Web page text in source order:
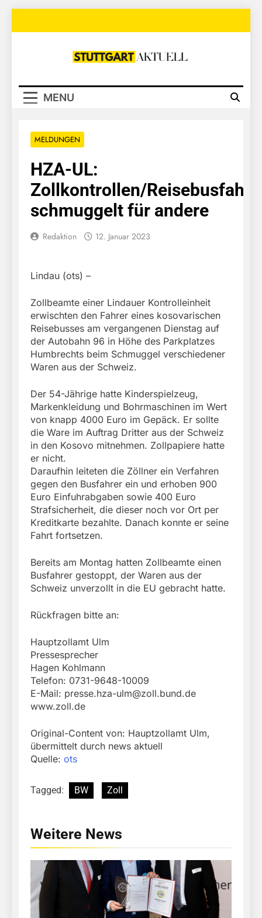
Stuttgart
MENU
MELDUNGEN
HZA-UL:
Zollkontrollen/
schmuggelt für andere
Redaktion 12. Januar 2023
Lindau (ots) –
Zollbeamte einer Lindauer Kontrolleinheit
erwischten den Fahrer eines kosovarischen
Reisebusses am vergangenen Dienstag auf
der Autobahn 96 in Höhe des Parkplatzes
Humbrechts beim Schmuggel verschiedener
Waren aus der Schweiz.
Der 54-Jährige hatte Kinderspielzeug,
Markenkleidung und Bohrmaschinen im Wert
von knapp 4000 Euro im Gepäck. Er sollte
die Ware im Auftrag Dritter aus der Schweiz
in den Kosovo mitnehmen. Zollpapiere hatte
er nicht.
Daraufhin leiteten die Zöllner ein Verfahren
gegen den Busfahrer ein und erhoben 900
Euro Einfuhrabgaben sowie 400 Euro
Strafsicherheit, die dieser noch vor Ort per
Kreditkarte bezahlte. Danach konnte er seine
Fahrt fortsetzen.
Bereits am Montag hatten Zollbeamte einen
Busfahrer gestoppt, der Waren aus der
Schweiz unverzollt in die EU gebracht hatte.
Rückfragen bitte an:
Hauptzollamt Ulm
Pressesprecher
Hagen Kohlmann
Telefon: 0731-9648-10009
E-Mail: presse.hza-ulm@zoll.bund.de
www.zoll.de
Original-Content von: Hauptzollamt Ulm,
übermittelt durch news aktuell
Quelle: ots
Tagged: BW Zoll
Weitere News